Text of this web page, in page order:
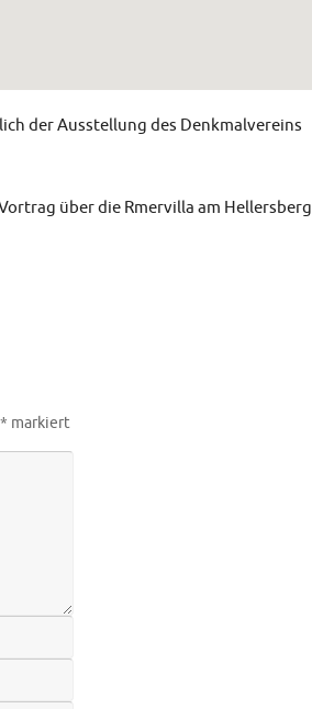
der Ausstellung des Denkmalvereins
über die Rmervilla am Hellersberg
* markiert